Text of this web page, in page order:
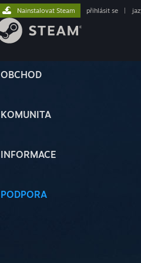
OBCHOD
KOMUNITA
INFORMACE
PODPORA
Nainstalovat Steam přihlásit se